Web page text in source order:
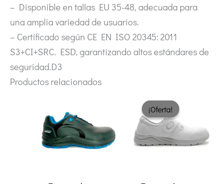
– Disponible en tallas EU 35-48, adecuada para
una amplia variedad de usuarios.
– Certificado según CE EN ISO 20345: 2011
S3+CI+SRC. ESD, garantizando altos estándares de
seguridad.D3
Productos relacionados
¡Oferta!
¡Oferta!